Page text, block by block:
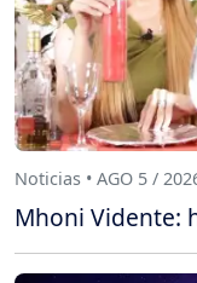
Noticias • AGO 5 /
Mhoni Vidente: